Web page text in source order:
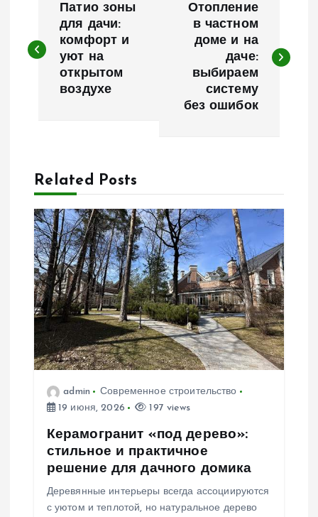
в
а
ц
и
я
п
о
з
Патио зоны
для дачи:
комфорт и
уют на
открытом
воздухе
Отопление
в частном
доме и на
даче:
выбираем
систему
без ошибок
Related Posts
admin
Современное строительство
19 июня, 2026
197 views
Керамогранит «под дерево»:
стильное и практичное
решение для дачного домика
Деревянные интерьеры всегда ассоциируются
с уютом и теплотой, но натуральное дерево